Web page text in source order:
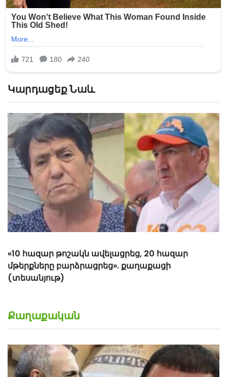
Կարդացեք Նաև
«Հիշեցի՞ք մեզ, ձեր սանիկներն ենք».
Նիկոլ Փաշինյանին
Քաղաքական